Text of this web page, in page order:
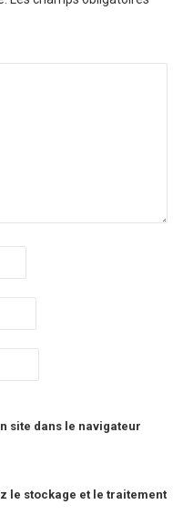
site dans le navigateur
le stockage et le traitement